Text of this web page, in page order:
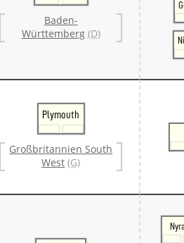
Baden-
Württemberg (D)
Plymouth
Großbritannien South
West (G)